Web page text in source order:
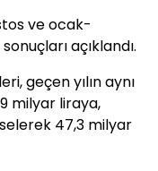
ve ocak-
açıklandı.
geçen yılın aynı
milyar liraya,
47,3 milyar